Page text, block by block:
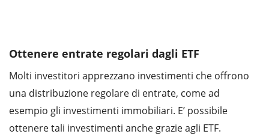
Ottenere entrate regolari dagli ETF
Molti investitori apprezzano investimenti che offrono
una distribuzione regolare di entrate, come ad
esempio gli investimenti immobiliari. E’ possibile
ottenere tali investimenti anche grazie agli ETF.